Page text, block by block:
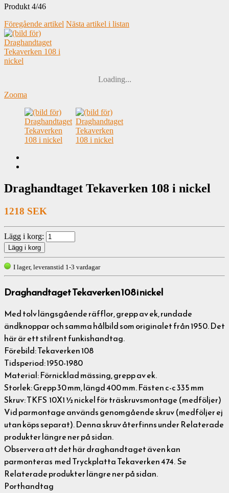
Produkt 4/46
Föregående artikel Nästa artikel i listan
Loading...
Zooma
Draghandtaget Tekaverken 108 i nickel
1218 SEK
Lägg i korg:
I lager, leveranstid 1-3 vardagar
Draghandtaget Tekaverken 108 i nickel
Med tolv längsgående räfflor, grepp av ek, rundade
ändknoppar och samma hålbild som originalet från 1950. Det
här är ett stilrent funkishandtag.
Förebild: Tekaverken 108
Tidsperiod: 1950-1980
Material: Förnicklad mässing, grepp av ek.
Storlek: Grepp 30 mm, längd 400 mm. Fästen c-c 335 mm
Skruv: TKFS 10X1 ½ nickel för träskruvsmontage (medföljer)
Vid parmontage används genomgående skruv (medföljer ej
utan köps separat). Denna skruv återfinns under Relaterade
produkter längre ner på sidan.
Observera att det här draghandtaget även kan
parmonteras med Tryckplatta Tekaverken 474. Se
Relaterade produkter längre ner på sidan.
Porthandtag